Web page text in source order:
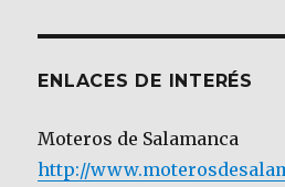
ENLACES DE INTERÉS
Moteros de Salamanca
http://